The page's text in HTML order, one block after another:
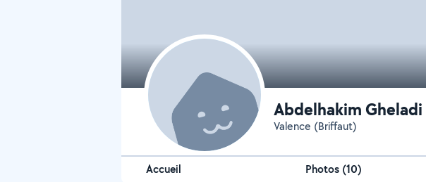
Abdelhakim Gheladi
Valence (Briffaut)
Accueil Photos (10)